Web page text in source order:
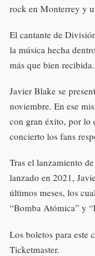
rock en Monterrey y
El cantante de
la música hecha
más que bien recibida.
Javier Blake se
noviembre. En ese
con gran éxito, por lo
concierto los fans
Tras el lanzamiento
lanzado en 2021,
últimos meses, los
“Bomba Atómica” y
Los boletos para este
Ticketmaster.